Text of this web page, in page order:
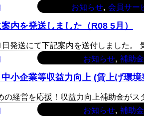
お知らせ, 会員サー
内を発送しました（R08 5月）
発送にて下記案内を送付しました
お知らせ, 補助金
中小企業等収益力向上 (賃上げ環
の経営を応援！収益力向上補助金がス
お知らせ, 補助金